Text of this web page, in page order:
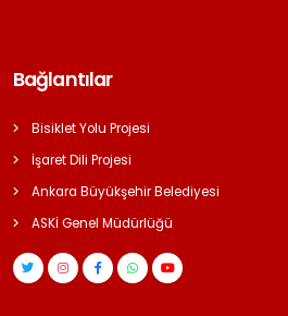
Bağlantılar
Bisiklet Yolu Projesi
İşaret Dili Projesi
Ankara Büyükşehir Belediyesi
ASKİ Genel Müdürlüğü